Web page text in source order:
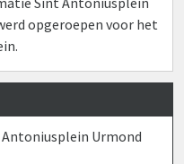
opgeroepen voor het
Antoniusplein Urmond